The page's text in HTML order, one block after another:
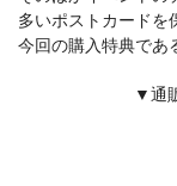
多いポストカードを
今回の購入特典であ
▼通